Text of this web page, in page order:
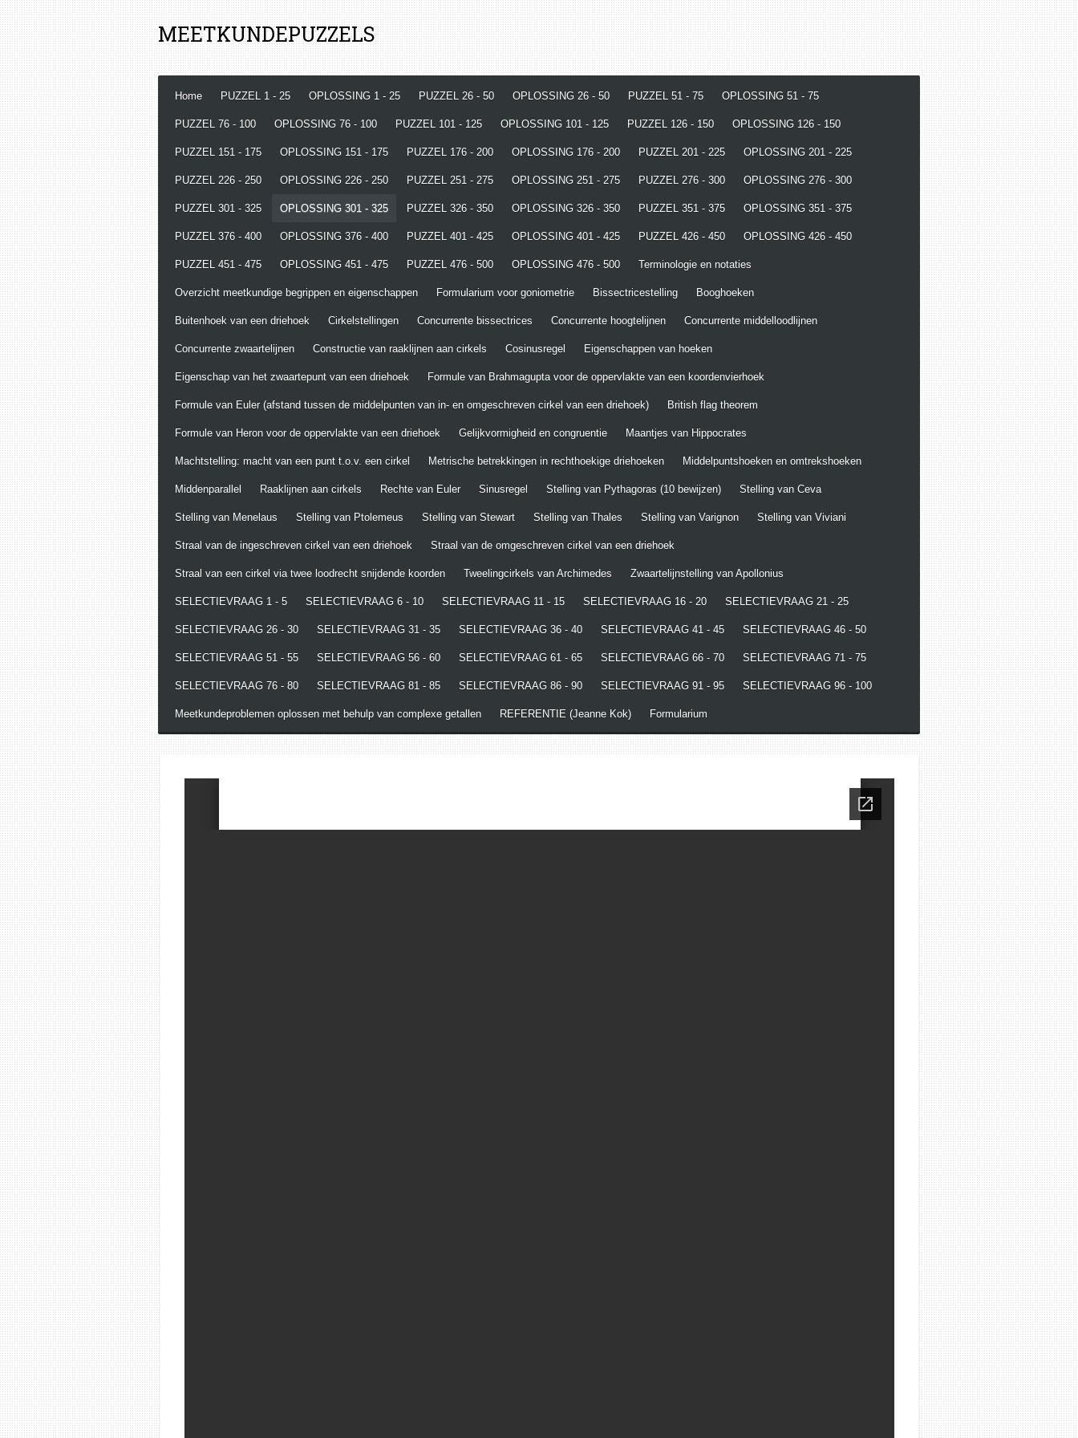
Ga
direct
naar
de
hoofdinhoud
MEETKUNDEPUZZELS
Home PUZZEL 1 - 25 OPLOSSING 1 - 25 PUZZEL 26 - 50 OPLOSSING 26 - 50 PUZZEL 51 - 75 OPLOSSING 51 - 75
PUZZEL 76 - 100 OPLOSSING 76 - 100 PUZZEL 101 - 125 OPLOSSING 101 - 125 PUZZEL 126 - 150 OPLOSSING 126 - 150
PUZZEL 151 - 175 OPLOSSING 151 - 175 PUZZEL 176 - 200 OPLOSSING 176 - 200 PUZZEL 201 - 225 OPLOSSING 201 - 225
PUZZEL 226 - 250 OPLOSSING 226 - 250 PUZZEL 251 - 275 OPLOSSING 251 - 275 PUZZEL 276 - 300 OPLOSSING 276 - 300
PUZZEL 301 - 325 OPLOSSING 301 - 325 PUZZEL 326 - 350 OPLOSSING 326 - 350 PUZZEL 351 - 375 OPLOSSING 351 - 375
PUZZEL 376 - 400 OPLOSSING 376 - 400 PUZZEL 401 - 425 OPLOSSING 401 - 425 PUZZEL 426 - 450 OPLOSSING 426 - 450
PUZZEL 451 - 475 OPLOSSING 451 - 475 PUZZEL 476 - 500 OPLOSSING 476 - 500 Terminologie en notaties
Overzicht meetkundige begrippen en eigenschappen Formularium voor goniometrie Bissectricestelling Booghoeken
Buitenhoek van een driehoek Cirkelstellingen Concurrente bissectrices Concurrente hoogtelijnen Concurrente middelloodlijnen
Concurrente zwaartelijnen Constructie van raaklijnen aan cirkels Cosinusregel Eigenschappen van hoeken
Eigenschap van het zwaartepunt van een driehoek Formule van Brahmagupta voor de oppervlakte van een koordenvierhoek
Formule van Euler (afstand tussen de middelpunten van in- en omgeschreven cirkel van een driehoek) British flag theorem
Formule van Heron voor de oppervlakte van een driehoek Gelijkvormigheid en congruentie Maantjes van Hippocrates
Machtstelling: macht van een punt t.o.v. een cirkel Metrische betrekkingen in rechthoekige driehoeken Middelpuntshoeken en omtrekshoeken
Middenparallel Raaklijnen aan cirkels Rechte van Euler Sinusregel Stelling van Pythagoras (10 bewijzen) Stelling van Ceva
Stelling van Menelaus Stelling van Ptolemeus Stelling van Stewart Stelling van Thales Stelling van Varignon Stelling van Viviani
Straal van de ingeschreven cirkel van een driehoek Straal van de omgeschreven cirkel van een driehoek
Straal van een cirkel via twee loodrecht snijdende koorden Tweelingcirkels van Archimedes Zwaartelijnstelling van Apollonius
SELECTIEVRAAG 1 - 5 SELECTIEVRAAG 6 - 10 SELECTIEVRAAG 11 - 15 SELECTIEVRAAG 16 - 20 SELECTIEVRAAG 21 - 25
SELECTIEVRAAG 26 - 30 SELECTIEVRAAG 31 - 35 SELECTIEVRAAG 36 - 40 SELECTIEVRAAG 41 - 45 SELECTIEVRAAG 46 - 50
SELECTIEVRAAG 51 - 55 SELECTIEVRAAG 56 - 60 SELECTIEVRAAG 61 - 65 SELECTIEVRAAG 66 - 70 SELECTIEVRAAG 71 - 75
SELECTIEVRAAG 76 - 80 SELECTIEVRAAG 81 - 85 SELECTIEVRAAG 86 - 90 SELECTIEVRAAG 91 - 95 SELECTIEVRAAG 96 - 100
Meetkundeproblemen oplossen met behulp van complexe getallen REFERENTIE (Jeanne Kok) Formularium